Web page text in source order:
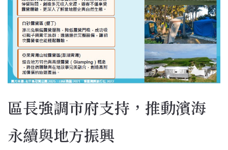
區長強調市府支持，推動濱海
永續與地方振興